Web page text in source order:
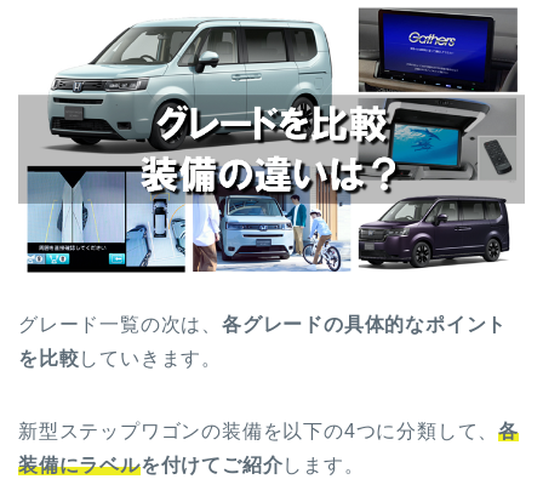
グレード一覧の次は、 各グレードの具体的なポイント
を比較していきます。
新型ステップワゴンの装備を以下の4つに分類して、各
装備にラベルを付けてご紹介します。